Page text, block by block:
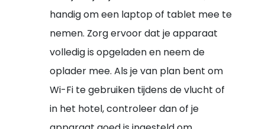
handig om een laptop of tablet mee te
nemen. Zorg ervoor dat je apparaat
volledig is opgeladen en neem de
oplader mee. Als je van plan bent om
Wi-Fi te gebruiken tijdens de vlucht of
in het hotel, controleer dan of je